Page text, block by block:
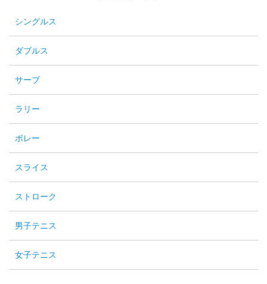
シングルス
ダブルス
サーブ
ラリー
ボレー
スライス
ストローク
男子テニス
女子テニス